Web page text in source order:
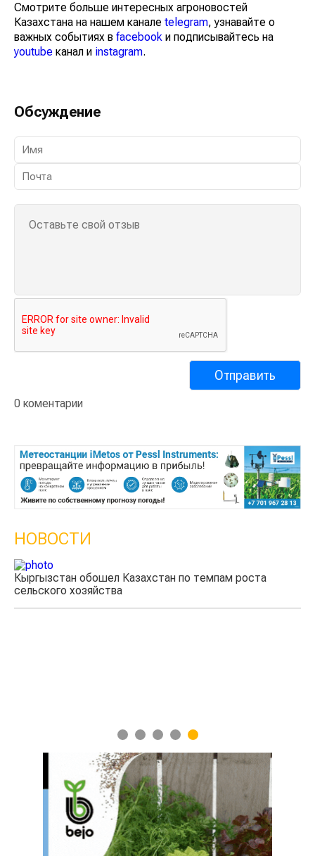
Смотрите больше интересных агроновостей
Казахстана на нашем канале telegram, узнавайте о
важных событиях в facebook и подписывайтесь на
youtube канал и instagram.
Обсуждение
0 коментарии
НОВОСТИ
Казахстанские фермеры заработали $35 млн на
экспорте чечевицы
1 2 3 4 5